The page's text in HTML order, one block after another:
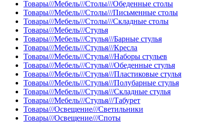
Товары///Мебель///Столы///Обеденные столы
Товары///Мебель///Столы///Письменные столы
Товары///Мебель///Столы///Складные столы
Товары///Мебель///Стулья
Товары///Мебель///Стулья///Барные стулья
Товары///Мебель///Стулья///Кресла
Товары///Мебель///Стулья///Наборы стульев
Товары///Мебель///Стулья///Обеденные стулья
Товары///Мебель///Стулья///Пластиковые стулья
Товары///Мебель///Стулья///Полубарные стулья
Товары///Мебель///Стулья///Складные стулья
Товары///Мебель///Стулья///Табурет
Товары///Освещение///Светильники
Товары///Освещение///Споты